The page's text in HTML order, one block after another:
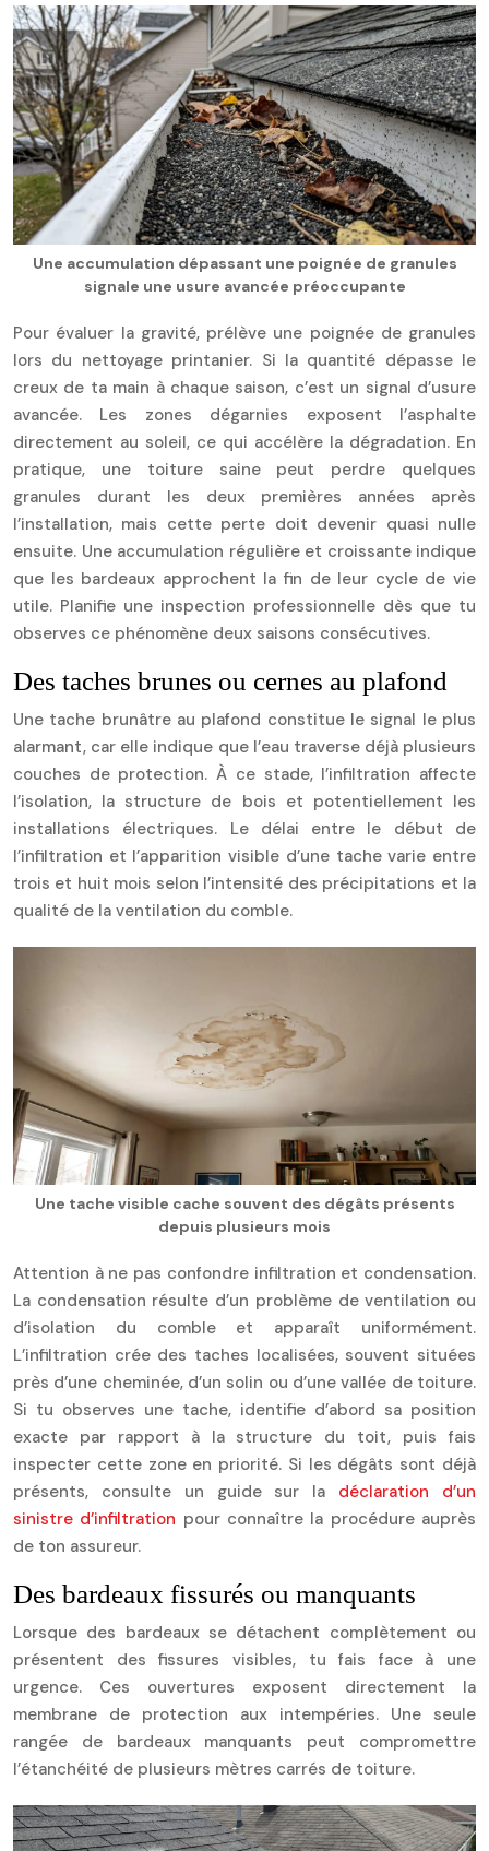
Une accumulation dépassant une poignée de granules
signale une usure avancée préoccupante
Pour évaluer la gravité, prélève une poignée de granules
lors du nettoyage printanier. Si la quantité dépasse le
creux de ta main à chaque saison, c’est un signal d’usure
avancée. Les zones dégarnies exposent l’asphalte
directement au soleil, ce qui accélère la dégradation. En
pratique, une toiture saine peut perdre quelques
granules durant les deux premières années après
l’installation, mais cette perte doit devenir quasi nulle
ensuite. Une accumulation régulière et croissante indique
que les bardeaux approchent la fin de leur cycle de vie
utile. Planifie une inspection professionnelle dès que tu
observes ce phénomène deux saisons consécutives.
Des taches brunes ou cernes au plafond
Une tache brunâtre au plafond constitue le signal le plus
alarmant, car elle indique que l’eau traverse déjà plusieurs
couches de protection. À ce stade, l’infiltration affecte
l’isolation, la structure de bois et potentiellement les
installations électriques. Le délai entre le début de
l’infiltration et l’apparition visible d’une tache varie entre
trois et huit mois selon l’intensité des précipitations et la
qualité de la ventilation du comble.
Une tache visible cache souvent des dégâts présents
depuis plusieurs mois
Attention à ne pas confondre infiltration et condensation.
La condensation résulte d’un problème de ventilation ou
d’isolation du comble et apparaît uniformément.
L’infiltration crée des taches localisées, souvent situées
près d’une cheminée, d’un solin ou d’une vallée de toiture.
Si tu observes une tache, identifie d’abord sa position
exacte par rapport à la structure du toit, puis fais
inspecter cette zone en priorité. Si les dégâts sont déjà
présents, consulte un guide sur la déclaration d’un
sinistre d’infiltration pour connaître la procédure auprès
de ton assureur.
Des bardeaux fissurés ou manquants
Lorsque des bardeaux se détachent complètement ou
présentent des fissures visibles, tu fais face à une
urgence. Ces ouvertures exposent directement la
membrane de protection aux intempéries. Une seule
rangée de bardeaux manquants peut compromettre
l’étanchéité de plusieurs mètres carrés de toiture.